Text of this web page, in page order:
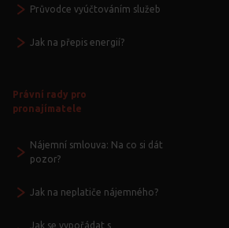
Průvodce vyúčtováním služeb
Jak na přepis energií?
Právní rady pro
pronajímatele
Nájemní smlouva: Na co si dát
pozor?
Jak na neplatiče nájemného?
Jak se vypořádat s